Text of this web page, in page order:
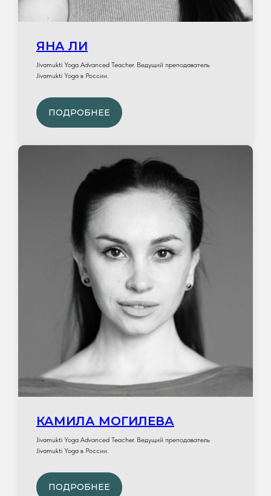
ЯНА ЛИ
Jivamukti Yoga Advanced Teacher. Ведущий преподаватель
Jivamukti Yoga в России.
ПОДРОБНЕЕ
КАМИЛА МОГИЛЕВА
Jivamukti Yoga Advanced Teacher. Ведущий преподаватель
Jivamukti Yoga в России.
ПОДРОБНЕЕ